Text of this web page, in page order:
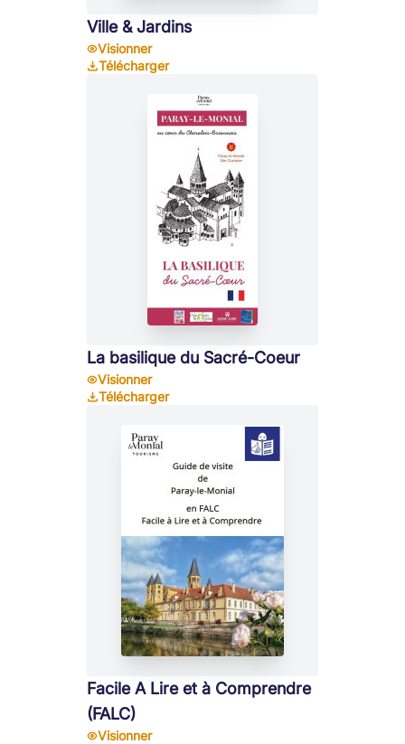
Ville & Jardins
Visionner
Télécharger
La basilique du Sacré-Coeur
Visionner
Télécharger
Facile A Lire et à Comprendre
(FALC)
Visionner